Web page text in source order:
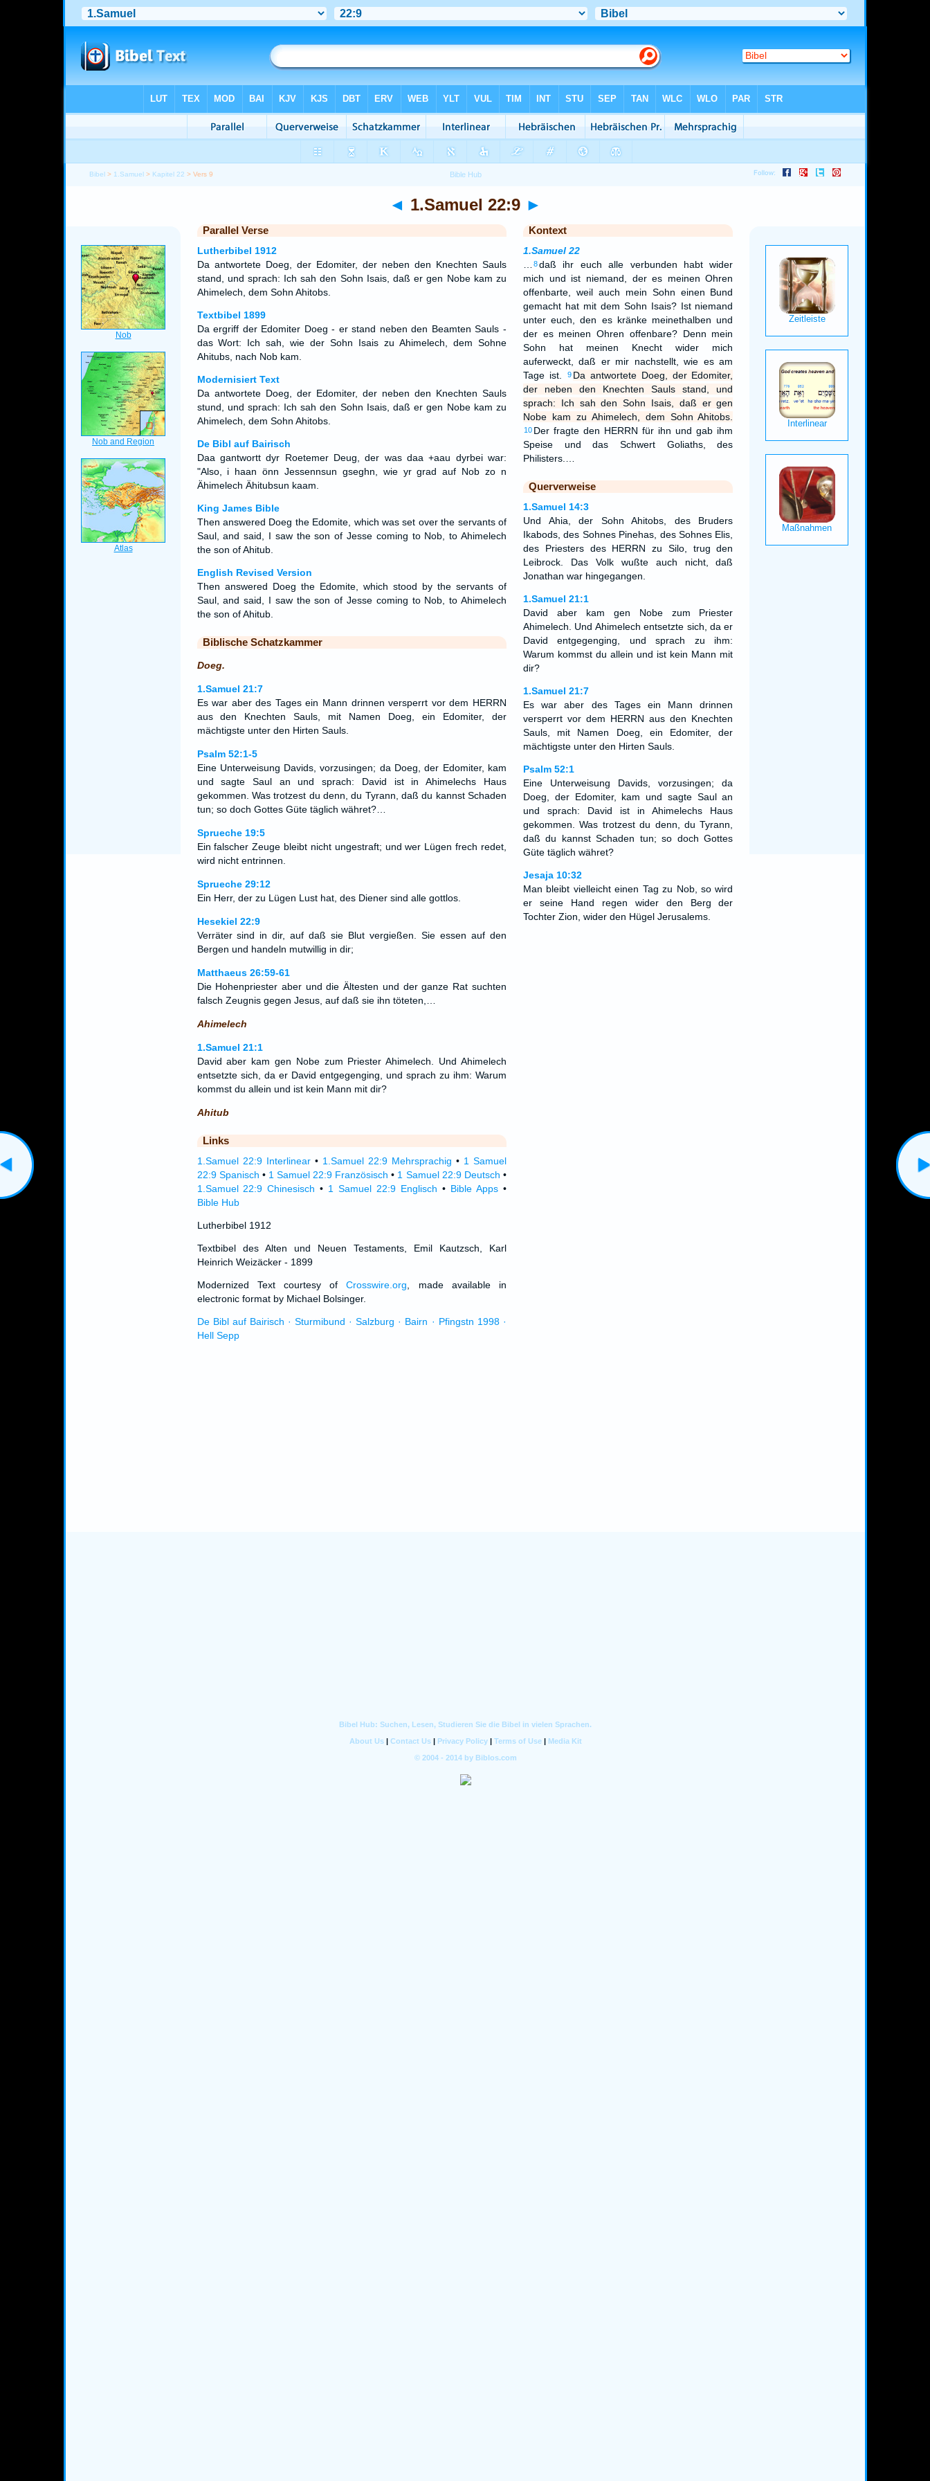
Bibel > 1.Samuel > Kapitel 22 > Vers 9
◄ 1.Samuel 22:9 ►
Parallel Verse
Lutherbibel 1912
Da antwortete Doeg, der Edomiter, der neben den Knechten Sauls
stand, und sprach: Ich sah den Sohn Isais, daß er gen Nobe kam zu
Ahimelech, dem Sohn Ahitobs.
Textbibel 1899
Da ergriff der Edomiter Doeg - er stand neben den Beamten Sauls -
das Wort: Ich sah, wie der Sohn Isais zu Ahimelech, dem Sohne
Ahitubs, nach Nob kam.
Modernisiert Text
Da antwortete Doeg, der Edomiter, der neben den Knechten Sauls
stund, und sprach: Ich sah den Sohn Isais, daß er gen Nobe kam zu
Ahimelech, dem Sohn Ahitobs.
De Bibl auf Bairisch
Daa gantwortt dyr Roetemer Deug, der was daa +aau dyrbei war:
"Also, i haan önn Jessennsun gseghn, wie yr grad auf Nob zo n
Ähimelech Ähitubsun kaam.
King James Bible
Then answered Doeg the Edomite, which was set over the servants of
Saul, and said, I saw the son of Jesse coming to Nob, to Ahimelech
the son of Ahitub.
English Revised Version
Then answered Doeg the Edomite, which stood by the servants of
Saul, and said, I saw the son of Jesse coming to Nob, to Ahimelech
the son of Ahitub.
Biblische Schatzkammer
Doeg.
1.Samuel 21:7
Es war aber des Tages ein Mann drinnen versperrt vor dem HERRN
aus den Knechten Sauls, mit Namen Doeg, ein Edomiter, der
mächtigste unter den Hirten Sauls.
Psalm 52:1-5
Eine Unterweisung Davids, vorzusingen; da Doeg, der Edomiter, kam
und sagte Saul an und sprach: David ist in Ahimelechs Haus
gekommen. Was trotzest du denn, du Tyrann, daß du kannst Schaden
tun; so doch Gottes Güte täglich währet?…
Sprueche 19:5
Ein falscher Zeuge bleibt nicht ungestraft; und wer Lügen frech redet,
wird nicht entrinnen.
Sprueche 29:12
Ein Herr, der zu Lügen Lust hat, des Diener sind alle gottlos.
Hesekiel 22:9
Verräter sind in dir, auf daß sie Blut vergießen. Sie essen auf den
Bergen und handeln mutwillig in dir;
Matthaeus 26:59-61
Die Hohenpriester aber und die Ältesten und der ganze Rat suchten
falsch Zeugnis gegen Jesus, auf daß sie ihn töteten,…
Ahimelech
1.Samuel 21:1
David aber kam gen Nobe zum Priester Ahimelech. Und Ahimelech
entsetzte sich, da er David entgegenging, und sprach zu ihm: Warum
kommst du allein und ist kein Mann mit dir?
Ahitub
Links
1.Samuel 22:9 Interlinear• 1.Samuel 22:9 Mehrsprachig • 1 Samuel
22:9 Spanisch • 1 Samuel 22:9 Französisch • 1 Samuel 22:9 Deutsch •
1.Samuel 22:9 Chinesisch • 1 Samuel 22:9 Englisch • Bible Apps •
Bible Hub
Lutherbibel 1912
Textbibel des Alten und Neuen Testaments, Emil Kautzsch, Karl
Heinrich Weizäcker - 1899
Modernized Text courtesy ofCrosswire.org , made available in
electronic format by Michael Bolsinger.
De Bibl auf Bairisch · Sturmibund · Salzburg · Bairn · Pfingstn 1998 ·
Hell Sepp
Kontext
1.Samuel 22
8daß ihr euch alle verbunden habt wider
mich und ist niemand, der es meinen Ohren
offenbarte, weil auch mein Sohn einen Bund
gemacht hat mit dem Sohn Isais? Ist niemand
unter euch, den es kränke meinethalben und
der es meinen Ohren offenbare? Denn mein
Sohn hat meinen Knecht wider mich
auferweckt, daß er mir nachstellt, wie es am
Tage ist.
9 Da antwortete Doeg, der Edomiter,
der neben den Knechten Sauls stand, und
sprach: Ich sah den Sohn Isais, daß er gen
Nobe kam zu Ahimelech, dem Sohn Ahitobs.
10 Der fragte den HERRN für ihn und gab ihm
Speise und das Schwert Goliaths, des
Philisters.…
Querverweise
1.Samuel 14:3
Und Ahia, der Sohn Ahitobs, des Bruders
Ikabods, des Sohnes Pinehas, des Sohnes Elis,
des Priesters des HERRN zu Silo, trug den
Leibrock. Das Volk wußte auch nicht, daß
Jonathan war hingegangen.
1.Samuel 21:1
David aber kam gen Nobe zum Priester
Ahimelech. Und Ahimelech entsetzte sich, da er
David entgegenging, und sprach zu ihm:
Warum kommst du allein und ist kein Mann mit
dir?
1.Samuel 21:7
Es war aber des Tages ein Mann drinnen
versperrt vor dem HERRN aus den Knechten
Sauls, mit Namen Doeg, ein Edomiter, der
mächtigste unter den Hirten Sauls.
Psalm 52:1
Eine Unterweisung Davids, vorzusingen; da
Doeg, der Edomiter, kam und sagte Saul an
und sprach: David ist in Ahimelechs Haus
gekommen. Was trotzest du denn, du Tyrann,
daß du kannst Schaden tun; so doch Gottes
Güte täglich währet?
Jesaja 10:32
Man bleibt vielleicht einen Tag zu Nob, so wird
er seine Hand regen wider den Berg der
Tochter Zion, wider den Hügel Jerusalems.